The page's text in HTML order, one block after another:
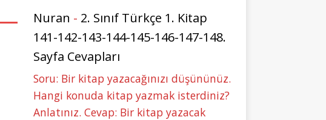
Nuran - 2. Sınıf Türkçe 1. Kitap
141-142-143-144-145-146-147-148.
Sayfa Cevapları
Soru: Bir kitap yazacağınızı düşününüz.
Hangi konuda kitap yazmak isterdiniz?
Anlatınız. Cevap: Bir kitap yazacak